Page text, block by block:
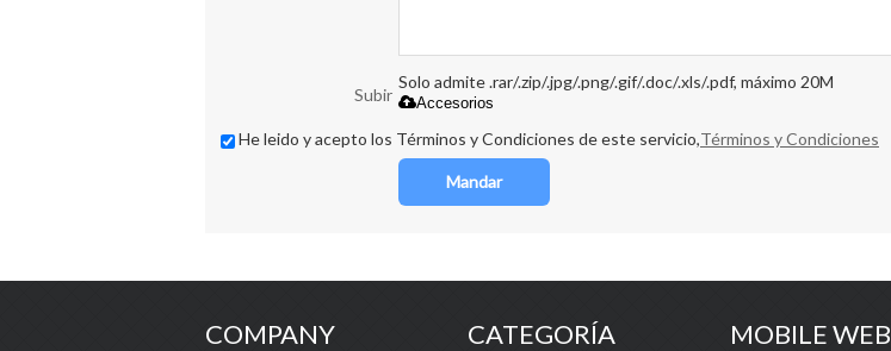
Subir
Solo admite .rar/.zip/.jpg/.png/.gif/.doc/.xls/.pdf, máximo 20M
Accesorios
He leido y acepto los Términos y Condiciones de este servicio,Términos y Condiciones
Mandar
COMPANY CATEGORÍA MOBILE WEB